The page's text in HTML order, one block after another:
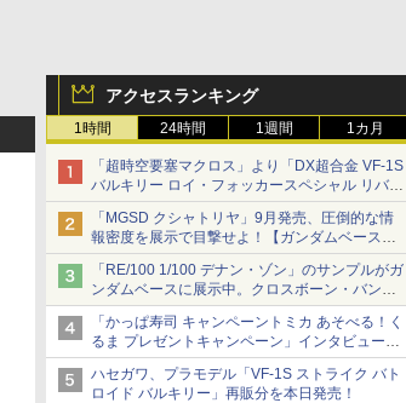
アクセスランキング
1時間 24時間 1週間 1カ月
「超時空要塞マクロス」より「DX超合金 VF-1S
バルキリー ロイ・フォッカースペシャル リバイ
バルVer.」本日発売！
「MGSD クシャトリヤ」9月発売、圧倒的な情
報密度を展示で目撃せよ！【ガンダムベース撮
り下ろし】
「RE/100 1/100 デナン・ゾン」のサンプルがガ
ンダムベースに展示中。クロスボーン・バンガ
ードの制式量産機が間もなく発送【ガンダムベ
ース撮り下ろし】
「かっぱ寿司 キャンペーントミカ あそべる！く
るま プレゼントキャンペーン」インタビュー
子どもが楽しめるかっぱ寿司ならではの体験と
コラボの楽しさを追求
ハセガワ、プラモデル「VF-1S ストライク バト
ロイド バルキリー」再販分を本日発売！